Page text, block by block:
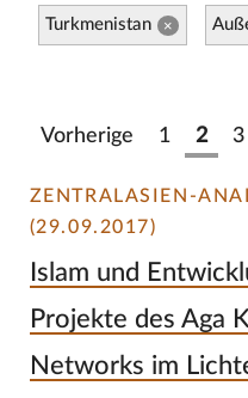
Turkmenistan ×
Vorherige 1 2 3
ZENTRALASIEN-
(29.09.2017)
Islam und
Projekte des Aga
Networks im